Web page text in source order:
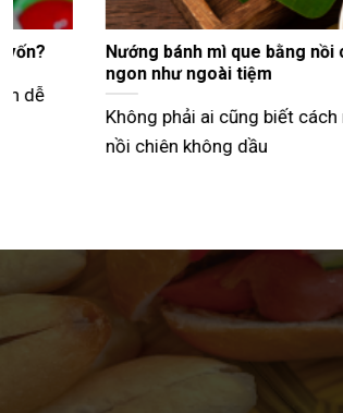
Nướng bánh mì que bằng nồi chiên
ngon như ngoài tiệm
Không phải ai cũng biết cách nướng
nồi chiên không dầu